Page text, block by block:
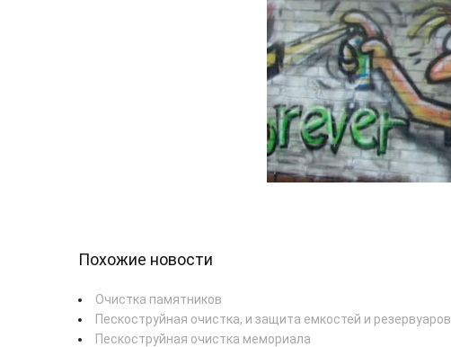
Похожие новости
Очистка памятников
Пескоструйная очистка, и защита емкостей и резервуаров
Пескоструйная очистка мемориала